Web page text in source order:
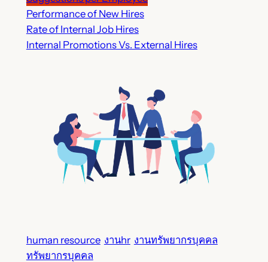
Performance of New Hires
Rate of Internal Job Hires
Internal Promotions Vs. External Hires
human resource งานhr งานทรัพยากรบุคคล
ทรัพยากรบุคคล